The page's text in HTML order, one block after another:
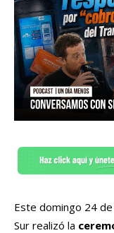
Este domingo 24
Sur realizó la